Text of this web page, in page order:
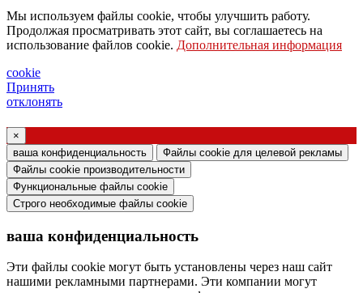
Запрос на отправку каталога
Запрос, чтобы с вами связался ваш торговый
представитель
Запрос на поддержку или дизайн освещения
Запрос на вебинар или обучение по продуктам
Подтверждение согласия (статья 7
Регламента ЕС № 2016/679)
Я заявляю, что ознакомился с информацией
об обработке персональных данных и согласен
на обработку моих персональных данных.
Я даю согласие на обработку моих
Мы используем файлы cookie, чтобы улучшить работу.
Продолжая просматривать этот сайт, вы соглашаетесь на
использование файлов cookie. Дополнительная информация
cookie
Принять
отклонять
×
ваша конфиденциальность
Файлы cookie для целевой рекламы
Файлы cookie производительности
Функциональные файлы cookie
Строго необходимые файлы cookie
ваша конфиденциальность
Эти файлы cookie могут быть установлены через наш сайт
нашими рекламными партнерами. Эти компании могут